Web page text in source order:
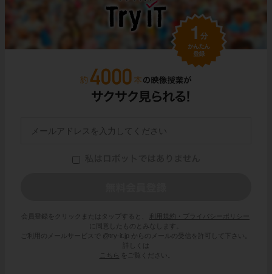
会員登録をクリックまたはタップすると、
利用規約・プライバシーポリシー
に同意したものとみなします。
ご利用のメールサービスで @try-it.jp からのメールの受信を許可して下さい。
詳しくは
こちら
をご覧ください。